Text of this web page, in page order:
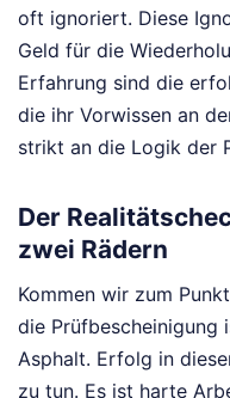
oft ignoriert. Diese
Geld für die
Erfahrung sind die
die ihr Vorwissen an
strikt an die Logik der
Der
zwei Rädern
Kommen wir zum
die Prüfbescheinigung
Asphalt. Erfolg in
zu tun. Es ist harte